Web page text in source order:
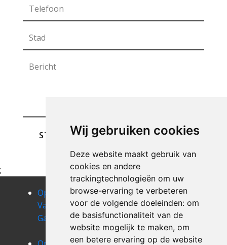
Wij gebruiken cookies
Deze website maakt gebruik van
cookies en andere
trackingtechnologieën om uw
browse-ervaring te verbeteren
voor de volgende doeleinden: om
de basisfunctionaliteit van de
website mogelijk te maken, om
een betere ervaring op de website
STUREN
;
Opruimen
Van Uw
Garage berg
Opruimen
Van Uw
Garage
beringen
Opruimen
Van Uw
Garage
berlingen